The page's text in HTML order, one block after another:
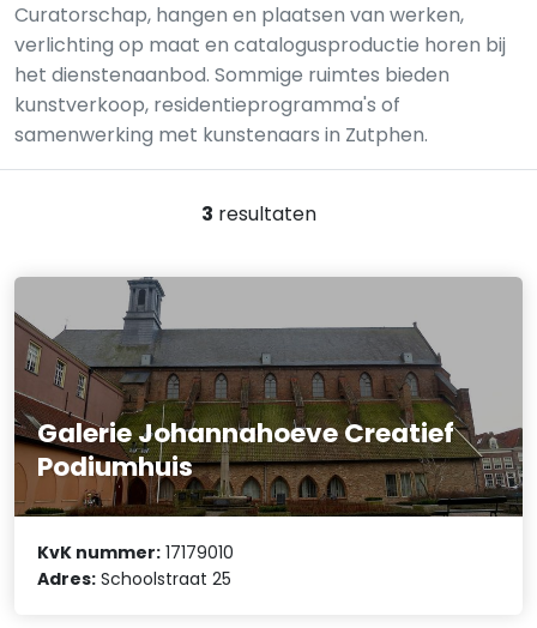
Curatorschap, hangen en plaatsen van werken,
verlichting op maat en catalogusproductie horen bij
het dienstenaanbod. Sommige ruimtes bieden
kunstverkoop, residentieprogramma's of
samenwerking met kunstenaars in Zutphen.
3 resultaten
Galerie Johannahoeve Creatief
Podiumhuis
KvK nummer: 17179010
Adres: Schoolstraat 25